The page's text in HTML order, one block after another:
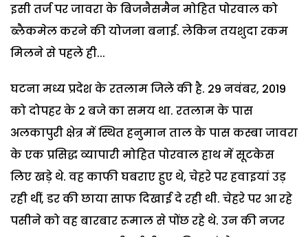
इसी तर्ज पर जावरा के बिजनैसमैन मोहित पोरवाल को
ब्लैकमेल करने की योजना बनाई. लेकिन तयशुदा रकम
मिलने से पहले ही...
घटना मध्य प्रदेश के रतलाम जिले की है. 29 नवंबर, 2019
को दोपहर के 2 बजे का समय था. रतलाम के पास
अलकापुरी क्षेत्र में स्थित हनुमान ताल के पास कस्बा जावरा
के एक प्रसिद्ध व्यापारी मोहित पोरवाल हाथ में सूटकेस
लिए खड़े थे. वह काफी घबराए हुए थे, चेहरे पर हवाइयां उड़
रही थीं, डर की छाया साफ दिखाई दे रही थी. चेहरे पर आ रहे
पसीने को वह बारबार रूमाल से पोंछ रहे थे. उन की नजर